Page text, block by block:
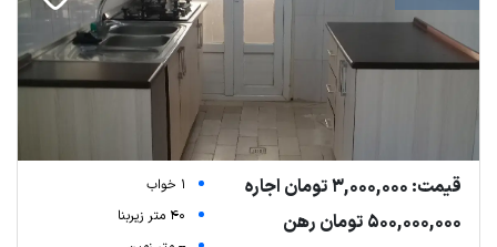
قیمت: 3,000,000 تومان اجاره
500,000,000 تومان رهن
1 خواب
40 متر زیربنا